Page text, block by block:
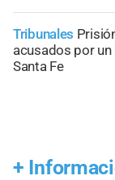
Tribunales
acusados por
Santa Fe
+